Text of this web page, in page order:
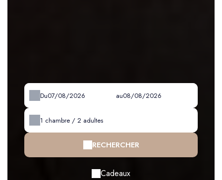
Du au
1 chambre /2 adultes
RECHERCHER
Cadeaux